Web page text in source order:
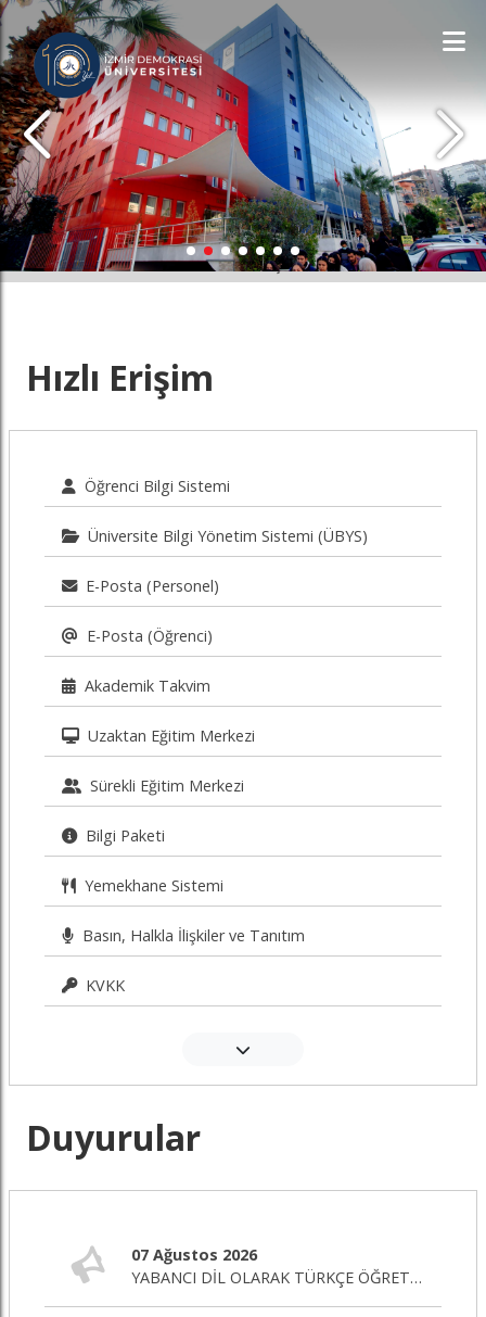
İDÜ'YÜ KEŞFET
Hızlı Erişim
Öğrenci Bilgi Sistemi
Üniversite Bilgi Yönetim Sistemi (ÜBYS)
E-Posta (Personel)
E-Posta (Öğrenci)
Akademik Takvim
Uzaktan Eğitim Merkezi
Sürekli Eğitim Merkezi
Bilgi Paketi
Yemekhane Sistemi
Basın, Halkla İlişkiler ve Tanıtım
KVKK
Duyurular
07 Ağustos 2026
YABANCI DİL OLARAK TÜRKÇE ÖĞRETİMİ SERTİFİKA PROGRAMI BAŞLIYOR!